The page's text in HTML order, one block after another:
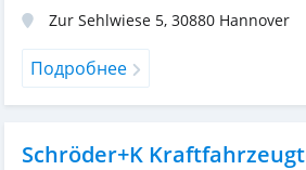
Zur Sehlwiese 5, 30880 Hannover
Подробнее
Schröder+K